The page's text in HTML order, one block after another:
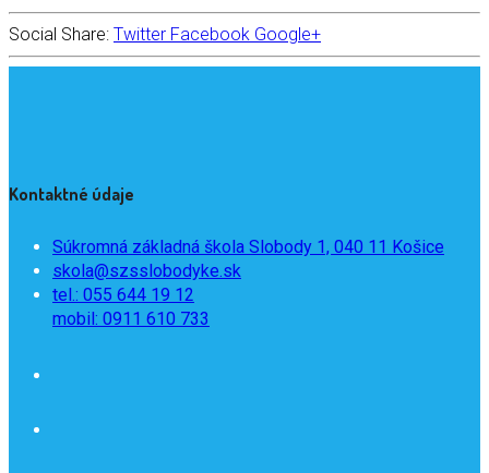
Social Share: Twitter Facebook Google+
Kontaktné údaje
Súkromná základná škola Slobody 1, 040 11 Košice
skola@szsslobodyke.sk
tel.: 055 644 19 12
mobil: 0911 610 733